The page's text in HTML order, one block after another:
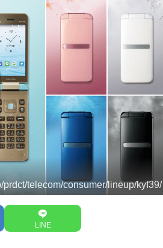
telecom/consumer/lineup/kyf39/
LINE